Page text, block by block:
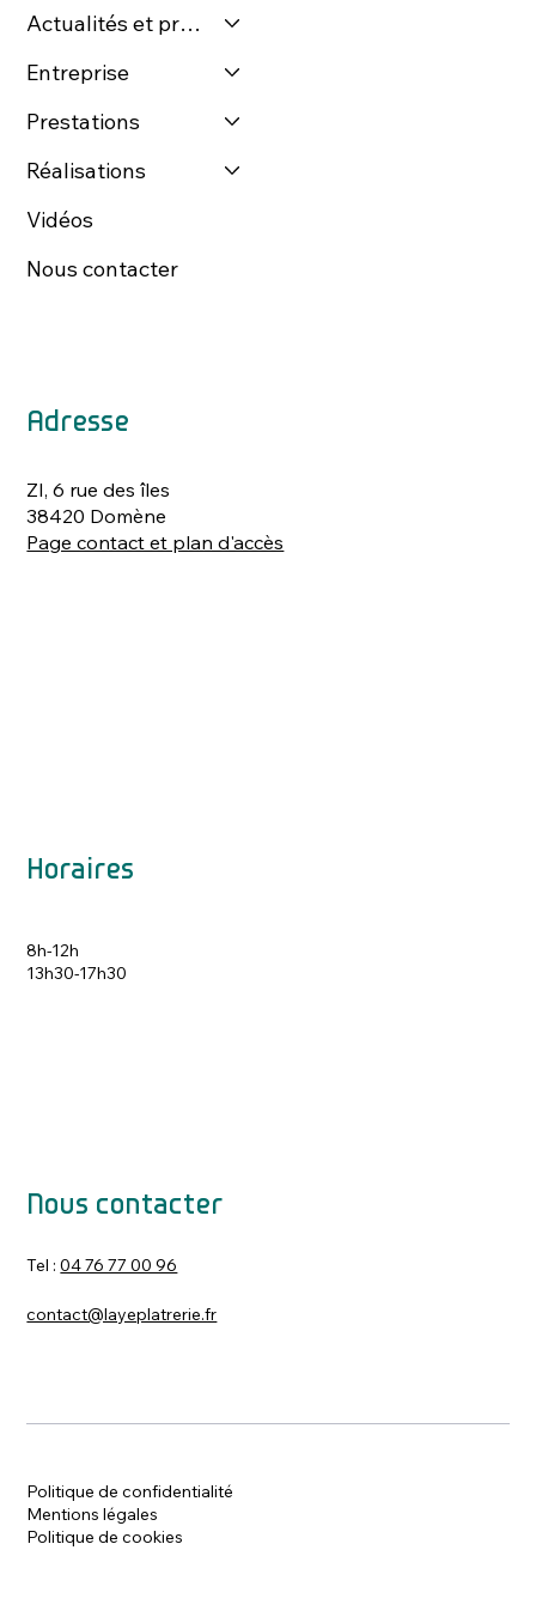
Actualités et presse
Entreprise
Prestations
Réalisations
Vidéos
Nous contacter
Adresse
ZI, 6 rue des îles
38420 Domène
Page contact et plan d'accès
Horaires
8h-12h
13h30-17h30
Nous contacter
Tel :04 76 77 00 96
contact@layeplatrerie.fr
Politique de confidentialité
Mentions légales
Politique de cookies